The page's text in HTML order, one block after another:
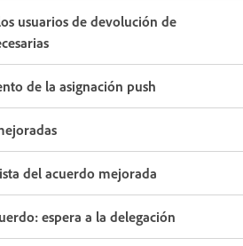
usuarios de devolución de
de la asignación push
del acuerdo mejorada
espera a la delegación